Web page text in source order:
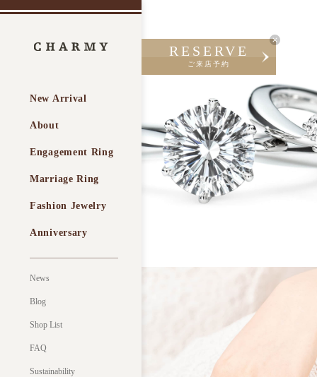
New Arrival
About
Engagement Ring
Marriage Ring
Fashion Jewelry
Anniversary
News
Blog
Shop List
FAQ
Sustainability
RESERVE
ご来店予約